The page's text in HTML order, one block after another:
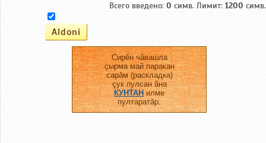
Всего введено: 0 симв. Лимит: 1200 симв.
Сирĕн чăвашла
çырма май паракан
сарăм (раскладка)
çук пулсан ăна
КУНТАН илме
пултаратăр.